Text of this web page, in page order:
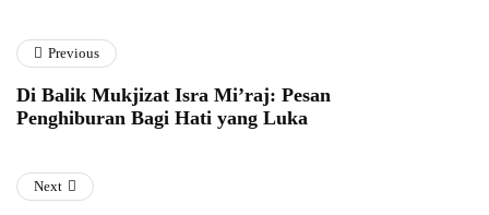
Previous
Di Balik Mukjizat Isra Mi’raj: Pesan
Penghiburan Bagi Hati yang Luka
Next